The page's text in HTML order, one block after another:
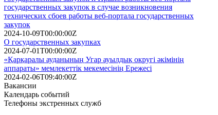
государственных закупок в случае возникновения
технических сбоев работы веб-портала государственных
закупок
2024-10-09T00:00:00Z
О государственных закупках
2024-07-01T00:00:00Z
«Қарқаралы ауданының Угар ауылдық округі әкімінің
аппараты» мемлекеттік мекемесінің Ережесі
2024-02-06T09:40:00Z
Вакансии
Календарь событий
Телефоны экстренных служб